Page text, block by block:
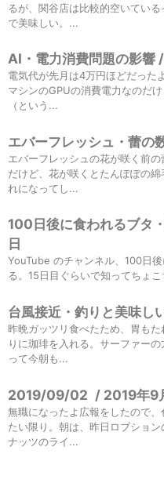
るが、関谷店は比較的空いてい
で美味しい。...
AI・電力消費問題の影
電気代が先月は4万円ほどだった
マシンのGPUの消費電力なのだ
（という...
エバーフレッシュ・蕾
エバーフレッシュの花が咲く前
だけど、花が咲くとたんぽぽの
れになってし...
100日後に食われるブタ
日
YouTube のチャンネル、100日
る。15日目ぐらいで知ってちょ
台風接近・釣りと美味
昨晩ガッツリ食べたため、胃も
りに珈琲を入れる。サーファー
って今朝も...
2019/09/02 / 2019年9
無職になったよ広報をしたので
たい限り。朝は、昨日ロブショ
ナッツのライ...